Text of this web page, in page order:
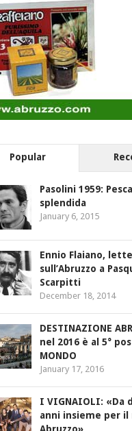
Popular
Pasolini 1959:
splendida
January 6, 2015
Ennio Flaiano,
sull’Abruzzo a
Scarpitti
December 18, 2014
DESTINAZIONE
nel 2016 è al 5°
MONDO
January 17, 2016
I VIGNAIOLI: «Da
anni insieme per il